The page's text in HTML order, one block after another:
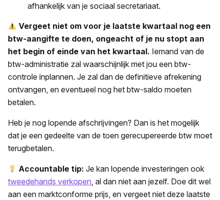
afhankelijk van je sociaal secretariaat.
Vergeet niet om voor je laatste kwartaal nog een
btw-aangifte te doen, ongeacht of je nu stopt aan
het begin of einde van het kwartaal. Iemand van de
btw-administratie zal waarschijnlijk met jou een btw-
controle inplannen. Je zal dan de definitieve afrekening
ontvangen, en eventueel nog het btw-saldo moeten
betalen.
Heb je nog lopende afschrijvingen? Dan is het mogelijk
dat je een gedeelte van de toen gerecupereerde btw moet
terugbetalen.
Accountable tip: Je kan lopende investeringen ook
tweedehands verkopen, al dan niet aan jezelf. Doe dit wel
aan een marktconforme prijs, en vergeet niet deze laatste